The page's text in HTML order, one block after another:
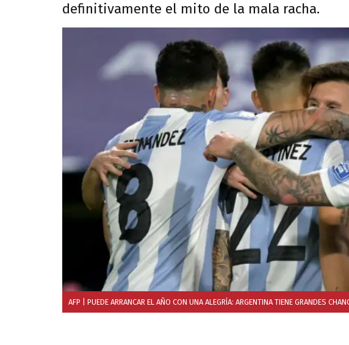
definitivamente el mito de la mala racha.
AFP | PUEDE ARRANCAR EL AÑO CON UNA ALEGRÍA: ARGENTINA TIENE GRANDES